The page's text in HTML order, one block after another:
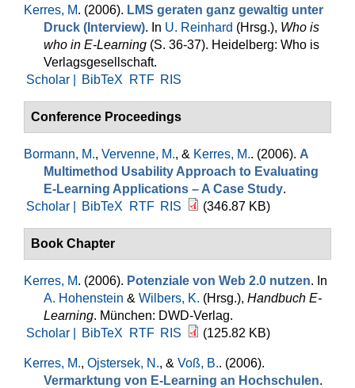
Kerres, M. (2006). LMS geraten ganz gewaltig unter
Druck (Interview). In U. Reinhard (Hrsg.), Who is
who in E-Learning (S. 36-37). Heidelberg: Who is
Verlagsgesellschaft.
Scholar |
BibTeX RTF RIS
Conference Proceedings
Bormann, M., Vervenne, M., & Kerres, M.. (2006). A
Multimethod Usability Approach to Evaluating
E-Learning Applications – A Case Study.
Scholar |
BibTeX RTF RIS (346.87 KB)
Book Chapter
Kerres, M. (2006). Potenziale von Web 2.0 nutzen. In
A. Hohenstein & Wilbers, K. (Hrsg.), Handbuch E-
Learning. München: DWD-Verlag.
Scholar |
BibTeX RTF RIS (125.82 KB)
Kerres, M., Ojstersek, N., & Voß, B.. (2006).
Vermarktung von E-Learning an Hochschulen.